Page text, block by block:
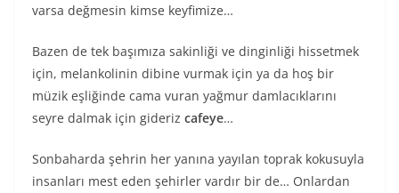
varsa değmesin kimse keyfimize…
Bazen de tek başımıza sakinliği ve dinginliği hissetmek
için, melankolinin dibine vurmak için ya da hoş bir
müzik eşliğinde cama vuran yağmur damlacıklarını
seyre dalmak için gideriz cafeye…
Sonbaharda şehrin her yanına yayılan toprak kokusuyla
insanları mest eden şehirler vardır bir de… Onlardan